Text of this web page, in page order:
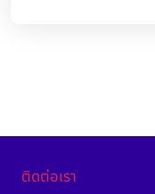
ติดต่อเรา